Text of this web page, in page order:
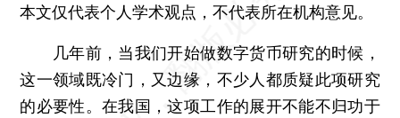
本文仅代表个人学术观点，不代表所在机构意见。
几年前，当我们开始做数字货币研究的时候，
这一领域既冷门，又边缘，不少人都质疑此项研究
的必要性。在我国，这项工作的展开不能不归功于